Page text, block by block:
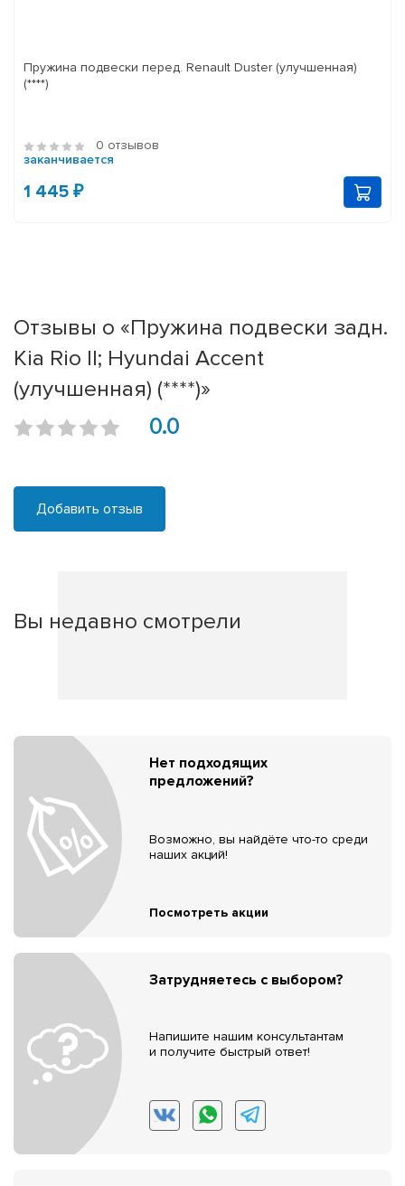
Пружина подвески перед. Renault Duster (улучшенная)
(****)
0 отзывов
заканчивается
1 445 ₽
Отзывы о «Пружина подвески задн.
Kia Rio II; Hyundai Accent
(улучшенная) (****)»
0.0
Добавить отзыв
Вы недавно смотрели
Нет подходящих
предложений?
Возможно, вы найдёте что-то среди
наших акций!
Посмотреть акции
Затрудняетесь с выбором?
Напишите нашим консультантам
и получите быстрый ответ!